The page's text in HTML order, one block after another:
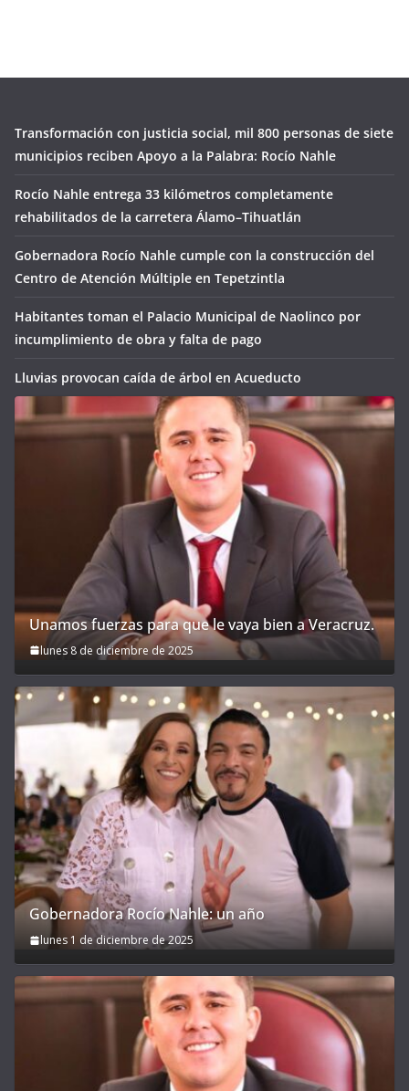
Transformación con justicia social, mil 800 personas de siete
municipios reciben Apoyo a la Palabra: Rocío Nahle
Rocío Nahle entrega 33 kilómetros completamente
rehabilitados de la carretera Álamo–Tihuatlán
Gobernadora Rocío Nahle cumple con la construcción del
Centro de Atención Múltiple en Tepetzintla
Habitantes toman el Palacio Municipal de Naolinco por
incumplimiento de obra y falta de pago
Lluvias provocan caída de árbol en Acueducto
Unamos fuerzas para que le vaya bien a Veracruz.
lunes 8 de diciembre de 2025
Gobernadora Rocío Nahle: un año
lunes 1 de diciembre de 2025